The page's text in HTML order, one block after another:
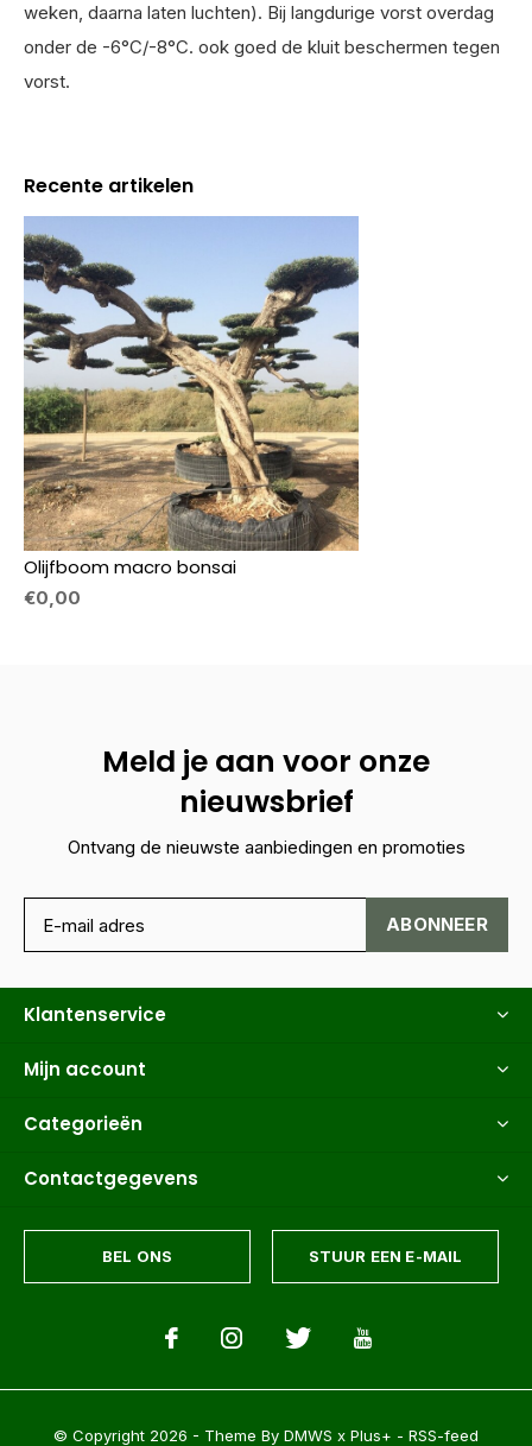
weken, daarna laten luchten). Bij langdurige vorst overdag
onder de -6°C/-8°C. ook goed de kluit beschermen tegen
vorst.
Recente artikelen
Olijfboom macro bonsai
€0,00
Meld je aan voor onze
nieuwsbrief
Ontvang de nieuwste aanbiedingen en promoties
ABONNEER
Klantenservice
Mijn account
Categorieën
Contactgegevens
BEL ONS STUUR EEN E-MAIL
© Copyright 2026 - Theme By DMWS x Plus+ - RSS-feed